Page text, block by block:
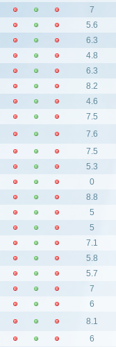
7
5.6
6.3
4.8
6.3
8.2
4.6
7.5
7.6
7.5
5.3
0
8.8
5
5
7.1
5.8
5.7
7
6
8.1
6